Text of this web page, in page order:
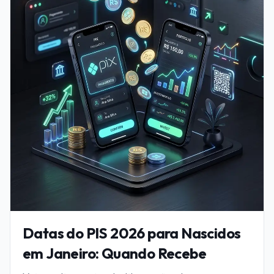
Datas do PIS 2026 para Nascidos
em Janeiro: Quando Recebe